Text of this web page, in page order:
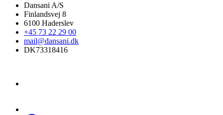
Dansani A/S
Finlandsvej 8
6100 Haderslev
+45 73 22 29 00
mail@dansani.dk
DK73318416